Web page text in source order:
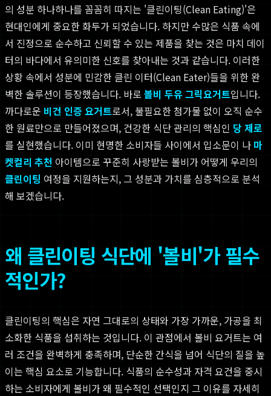
의 성분 하나하나를 꼼꼼히 따지는 '클린이팅(Clean Eating)'은
현대인에게 중요한 화두가 되었습니다. 하지만 수많은 식품 속에
서 진정으로 순수하고 신뢰할 수 있는 제품을 찾는 것은 마치 데이
터의 바다에서 유의미한 신호를 찾아내는 것과 같습니다. 이러한
상황 속에서 성분에 민감한 클린 이터(Clean Eater)들을 위한 완
벽한 솔루션이 등장했습니다. 바로 볼비 두유 그릭요거트입니다.
까다로운 비건 인증 요거트로서, 불필요한 첨가물 없이 오직 순수
한 원료만으로 만들어졌으며, 건강한 식단 관리의 핵심인 당 제로
를 실현했습니다. 이미 현명한 소비자들 사이에서 입소문이 나 마
켓컬리 추천 아이템으로 꾸준히 사랑받는 볼비가 어떻게 우리의
클린이팅 여정을 지원하는지, 그 성분과 가치를 심층적으로 분석
해 보겠습니다.
왜 클린이팅 식단에 '볼비'가 필수
적인가?
클린이팅의 핵심은 자연 그대로의 상태와 가장 가까운, 가공을 최
소화한 식품을 섭취하는 것입니다. 이 관점에서 볼비 요거트는 여
러 조건을 완벽하게 충족하며, 단순한 간식을 넘어 식단의 질을 높
이는 핵심 요소로 기능합니다. 식품의 순수성과 자격 요건을 중시
하는 소비자에게 볼비가 왜 필수적인 선택인지 그 이유를 자세히